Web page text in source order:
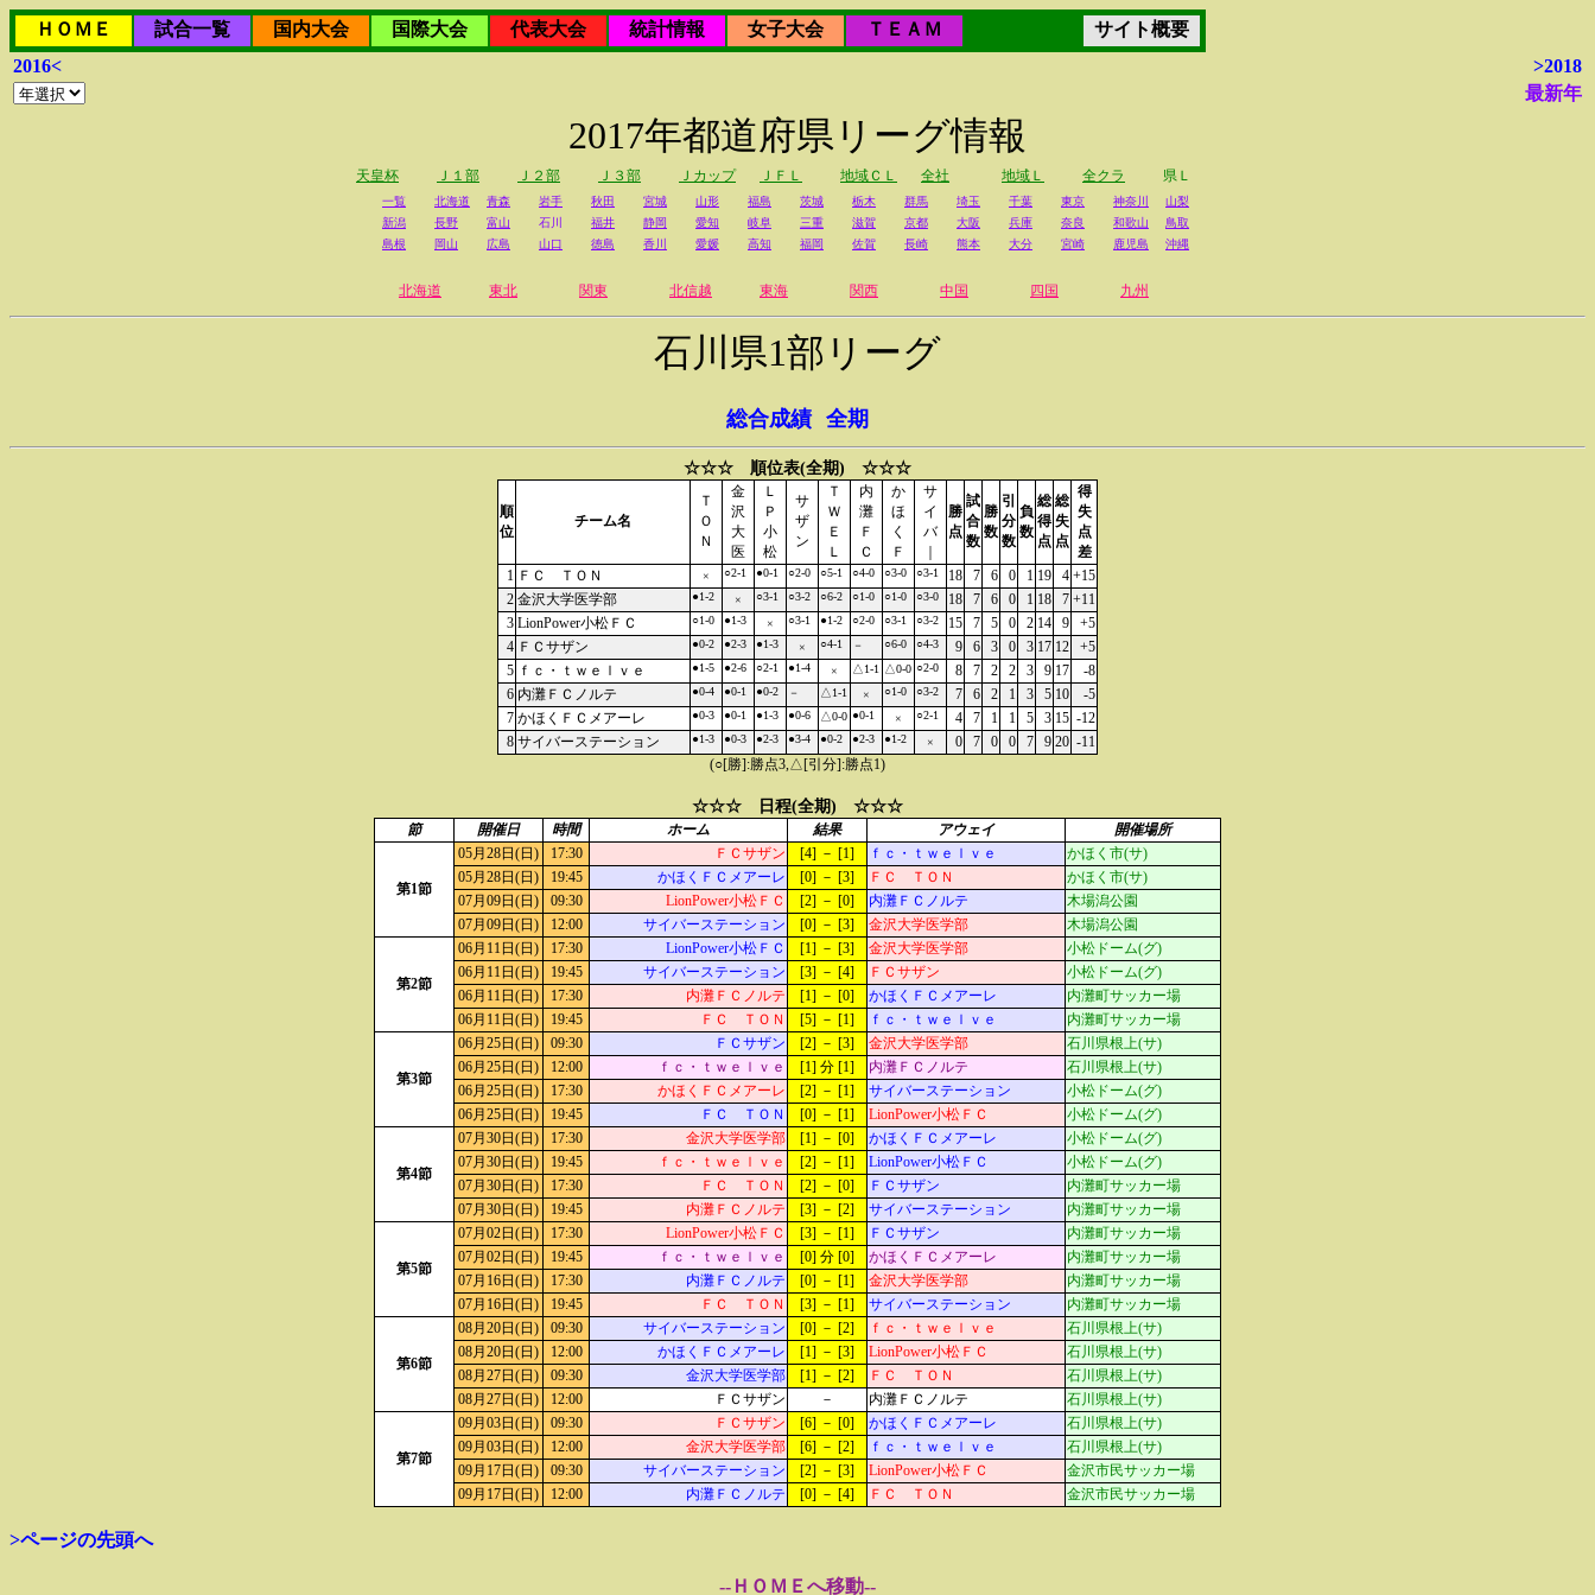
ＨＯＭＥ 試合一覧 国内大会 国際大会 代表大会 統計情報 女子大会 ＴＥＡＭ
サイト概要
2016<
>2018
最新年
2017年都道府県リーグ情報
天皇杯 Ｊ１部 Ｊ２部 Ｊ３部 Ｊカップ ＪＦＬ 地域ＣＬ 全社 地域Ｌ 全クラ 県Ｌ
一覧 北海道 青森 岩手 秋田 宮城 山形 福島 茨城 栃木 群馬 埼玉 千葉 東京 神奈川
山梨
新潟
長野 富山 石川 福井 静岡 愛知 岐阜 三重 滋賀 京都 大阪 兵庫 奈良 和歌山
鳥取
島根
岡山 広島 山口 徳島 香川 愛媛 高知 福岡 佐賀 長崎 熊本 大分 宮崎 鹿児島 沖縄
北海道 東北 関東 北信越 東海 関西 中国 四国 九州
石川県1部リーグ
総合成績 全期
☆☆☆ 順位表(全期) ☆☆☆
順
位
チーム名
Ｔ
Ｏ
Ｎ
金
沢
大
医
Ｌ
Ｐ
小
松
サ
ザ
ン
Ｔ
Ｗ
Ｅ
Ｌ
内
灘
Ｆ
Ｃ
か
ほ
く
Ｆ
サ
イ
バ
勝
点
試
合
数
勝
数
引
分
数
負
数
総
得
点
総
失
点
得
失
点
差
1 ＦＣ ＴＯＮ × ○2-1 ●0-1 ○2-0 ○5-1 ○4-0 ○3-0 ○3-1 18 7 6 0 1 19 4 +15
2 金沢大学医学部 ●1-2 × ○3-1 ○3-2 ○6-2 ○1-0 ○1-0 ○3-0 18 7 6 0 1 18 7 +11
3 LionPower小松ＦＣ ○1-0 ●1-3 × ○3-1 ●1-2 ○2-0 ○3-1 ○3-2 15 7 5 0 2 14 9
+5
4 ＦＣサザン ●0-2 ●2-3 ●1-3 × ○4-1 － ○6-0 ○4-3 9 6 3 0 3 17 12
+5
5 ｆｃ・ｔｗｅｌｖｅ ●1-5 ●2-6 ○2-1 ●1-4 × △1-1 △0-0 ○2-0 8 7 2 2 3 9 17
-8
6 内灘ＦＣノルテ ●0-4 ●0-1 ●0-2 － △1-1 × ○1-0 ○3-2 7 6 2 1 3 5 10
-5
7 かほくＦＣメアーレ ●0-3 ●0-1 ●1-3 ●0-6 △0-0 ●0-1 × ○2-1 4 7 1 1 5 3 15 -12
8 サイバーステーション ●1-3 ●0-3 ●2-3 ●3-4 ●0-2 ●2-3 ●1-2 × 0 7 0 0 7 9 20 -11
(○[勝]:勝点3,△[引分]:勝点1)
☆☆☆ 日程(全期) ☆☆☆
節 開催日 時間 ホーム 結果 アウェイ 開催場所
第1節
05月28日(日) 17:30 ＦＣサザン [4] － [1] ｆｃ・ｔｗｅｌｖｅ
かほく市(サ)
05月28日(日)
19:45 かほくＦＣメアーレ [0] － [3] ＦＣ ＴＯＮ
かほく市(サ)
07月09日(日)
09:30 LionPower小松ＦＣ [2] － [0] 内灘ＦＣノルテ
木場潟公園
07月09日(日)
12:00 サイバーステーション [0] － [3] 金沢大学医学部 木場潟公園
第2節
06月11日(日) 17:30 LionPower小松ＦＣ [1] － [3] 金沢大学医学部
小松ドーム(グ)
06月11日(日)
19:45 サイバーステーション [3] － [4] ＦＣサザン
小松ドーム(グ)
06月11日(日)
17:30 内灘ＦＣノルテ [1] － [0] かほくＦＣメアーレ
内灘町サッカー場
06月11日(日)
19:45 ＦＣ ＴＯＮ [5] － [1] ｆｃ・ｔｗｅｌｖｅ 内灘町サッカー場
第3節
06月25日(日) 09:30 ＦＣサザン [2] － [3] 金沢大学医学部
石川県根上(サ)
06月25日(日)
12:00 ｆｃ・ｔｗｅｌｖｅ [1] 分 [1] 内灘ＦＣノルテ
石川県根上(サ)
06月25日(日)
17:30 かほくＦＣメアーレ [2] － [1] サイバーステーション
小松ドーム(グ)
06月25日(日)
19:45 ＦＣ ＴＯＮ [0] － [1] LionPower小松ＦＣ 小松ドーム(グ)
第4節
07月30日(日) 17:30 金沢大学医学部 [1] － [0] かほくＦＣメアーレ
小松ドーム(グ)
07月30日(日)
19:45 ｆｃ・ｔｗｅｌｖｅ [2] － [1] LionPower小松ＦＣ
小松ドーム(グ)
07月30日(日)
17:30 ＦＣ ＴＯＮ [2] － [0] ＦＣサザン
内灘町サッカー場
07月30日(日)
19:45 内灘ＦＣノルテ [3] － [2] サイバーステーション 内灘町サッカー場
第5節
07月02日(日) 17:30 LionPower小松ＦＣ [3] － [1] ＦＣサザン
内灘町サッカー場
07月02日(日)
19:45 ｆｃ・ｔｗｅｌｖｅ [0] 分 [0] かほくＦＣメアーレ
内灘町サッカー場
07月16日(日)
17:30 内灘ＦＣノルテ [0] － [1] 金沢大学医学部
内灘町サッカー場
07月16日(日)
19:45 ＦＣ ＴＯＮ [3] － [1] サイバーステーション 内灘町サッカー場
第6節
08月20日(日) 09:30 サイバーステーション [0] － [2] ｆｃ・ｔｗｅｌｖｅ
石川県根上(サ)
08月20日(日)
12:00 かほくＦＣメアーレ [1] － [3] LionPower小松ＦＣ
石川県根上(サ)
08月27日(日)
09:30 金沢大学医学部 [1] － [2] ＦＣ ＴＯＮ
石川県根上(サ)
08月27日(日)
12:00 ＦＣサザン － 内灘ＦＣノルテ 石川県根上(サ)
第7節
09月03日(日) 09:30 ＦＣサザン [6] － [0] かほくＦＣメアーレ
石川県根上(サ)
09月03日(日)
12:00 金沢大学医学部 [6] － [2] ｆｃ・ｔｗｅｌｖｅ
石川県根上(サ)
09月17日(日)
09:30 サイバーステーション [2] － [3] LionPower小松ＦＣ
金沢市民サッカー場
09月17日(日)
12:00 内灘ＦＣノルテ [0] － [4] ＦＣ ＴＯＮ 金沢市民サッカー場
>ページの先頭へ
--ＨＯＭＥへ移動--